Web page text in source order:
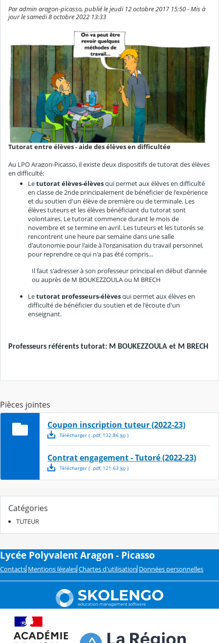
Par admin aragon-picasso, publié le jeudi 12 octobre 2017 15:50 - Mis à
jour le samedi 8 octobre 2022 13:33
Tutorat entre élèves - aide des élèves en difficultée
Au LPO Aragon-Picasso, il existe deux dispositifs de tutorat des élèves
en difficulté:
Letutorat élèves-élèvesqui permet aux élèves en difficulté
en classe de 2nde principalement de bénéficier de l'expérience
et du soutien d'un élève de première ou de terminale. Les
élèves tuteurs et les élèves bénéficiant du tutorat sont
volontaires. Le tutorat commence durant le mois de
novembre et se termine en avril. Les tuteurs et les tutorés se
rencontrent une heure par semaine dans une salle
d'autonomie pour l'aide à l'organisation du travail personnel,
pour reprendre ce qui n'a pas été compris...
Il faut s'adresser à son professeur principal en début d’année
ou auprès de M BOUKEZZOULA ou M BRECH
Letutorat professeurs-élèvesqui permet aux élèves en
difficulté de bénéficier du soutien et de l'écoute d'un
enseignant.
Professeurs référents tutorat: M BOUKEZZOULA et M BRECH
Pièces jointes
Coupon inscription tuteur (2022-23)
Télécharger( .pdf, 132.86 ko)
Contrat engagement - Tutoré (2022-23)
Télécharger( .pdf, 121.63 ko)
Catégories
TUTEUR
Lycée Polyvalent Aragon - Picasso
Contacts Mentions légales Chartes d'utilisation Données personnelles